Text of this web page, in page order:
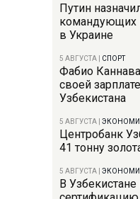
Путин
командующих
в Украине
5 АВГУСТА СПОРТ
Фабио
своей
Узбекистана
5 АВГУСТА
Центробанк
41 тонну
5 АВГУСТА
В